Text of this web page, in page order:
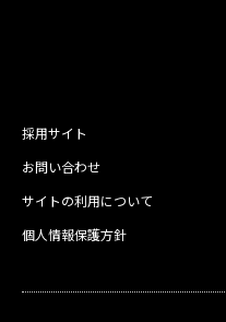
採用サイト
お問い合わせ
サイトの利用について
個人情報保護方針